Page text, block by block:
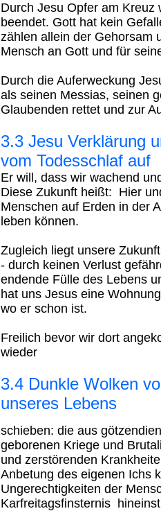
Durch Jesu Opfer am Kreuz
beendet. Gott hat kein
zählen allein der Gehorsam
Mensch an Gott und für
Durch die Auferweckung
als seinen Messias, seinen
Glaubenden rettet und zur
3.3 Jesu Verklärung
vom Todesschlaf auf
Er will, dass wir wachend
Diese Zukunft heißt: Hier
Menschen auf Erden in der
leben können.
Zugleich liegt unsere
- durch keinen Verlust
endende Fülle des Lebens
hat uns Jesus eine
wo er schon ist.
Freilich bevor wir dort
wieder
3.4 Dunkle Wolken
unseres Lebens
schieben: die aus
geborenen Kriege und
und zerstörenden
Anbetung des eigenen Ichs
Ungerechtigkeiten der
Karfreitagsfinsternis